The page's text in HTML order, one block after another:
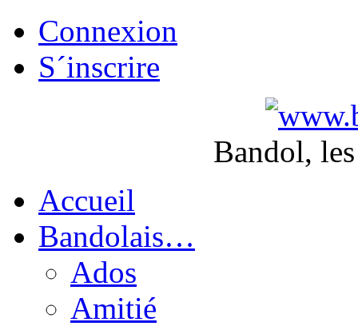
Connexion
S´inscrire
Bandol,
Accueil
Bandolais…
Ados
Amitié